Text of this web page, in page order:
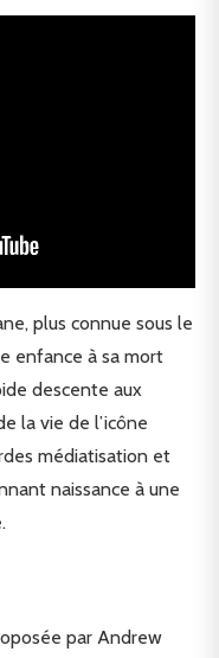
plus connue sous le
enfance à sa mort
descente aux
la vie de l’icône
médiatisation et
naissance à une
par Andrew